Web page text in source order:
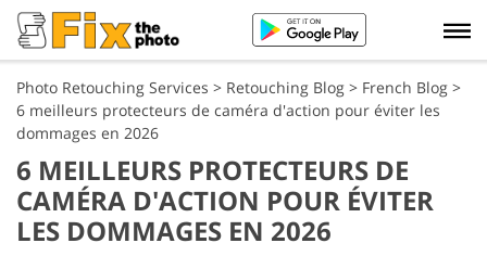
Photo Retouching Services > Retouching Blog > French Blog >
6 meilleurs protecteurs de caméra d'action pour éviter les
dommages en 2026
6 MEILLEURS PROTECTEURS DE
CAMÉRA D'ACTION POUR ÉVITER
LES DOMMAGES EN 2026